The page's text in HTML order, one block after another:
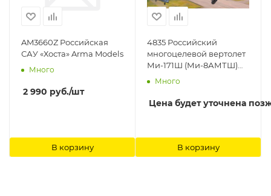
AM3660Z Российская
САУ «Хоста» Arma Models
Много
2 990 руб./шт
В корзину
4835 Российский
многоцелевой вертолет
Ми-171Ш (Ми-8АМТШ)
1/48 Звезда
Много
Цена будет уточнена
В корзину